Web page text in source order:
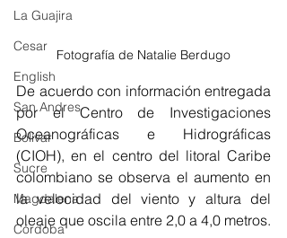
La Guajira
Cesar
English
San Andres
Bolívar
Sucre
Magdalena
Córdoba
Fotografía de Natalie Berdugo
De acuerdo con información entregada
por el Centro de Investigaciones
Oceanográficas e Hidrográficas
(CIOH), en el centro del litoral Caribe
colombiano se observa el aumento en
la velocidad del viento y altura del